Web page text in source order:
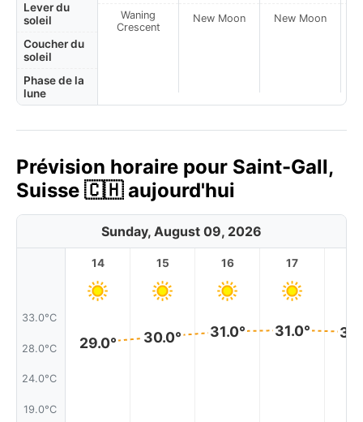
Lever du
soleil
Coucher du
soleil
Phase de la
lune
Waning
Crescent
New Moon New Moon
Prévision horaire pour Saint-Gall,
Suisse 🇨🇭 aujourd'hui
Sunday, August 09, 2026
33.0°C
28.0°C
24.0°C
19.0°C
14
29.0°
15
30.0°
16
31.0°
17
31.0°